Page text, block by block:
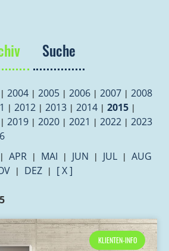
Suche
| 2004 | 2005 | 2006 | 2007 | 2008
| 2012 | 2013 | 2014 | 2015 |
| 2019 | 2020 | 2021 | 2022 | 2023
| APR | MAI | JUN | JUL | AUG
| DEZ | [ X ]
5
KLIENTEN-INFO